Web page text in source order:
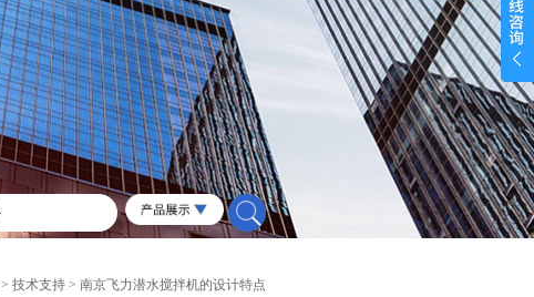
>技术支持 > 南京飞力潜水搅拌机的设计特点